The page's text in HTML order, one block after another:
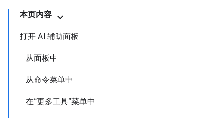
本页内容
打开 AI 辅助面板
从面板中
从命令菜单中
在“更多工具”菜单中